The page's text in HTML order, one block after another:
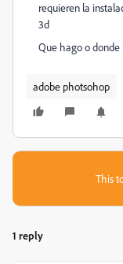
requieren la
3d
Que hago o donde
adobe photsohop
This
1 reply